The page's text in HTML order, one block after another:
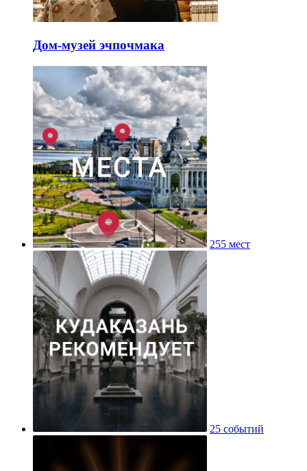
Дом-музей эчпочмака
255 мест
25 событий